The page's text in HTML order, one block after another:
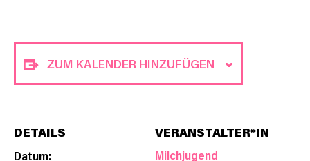
ZUM KALENDER HINZUFÜGEN
DETAILS
Datum:
VERANSTALTER*IN
Milchjugend